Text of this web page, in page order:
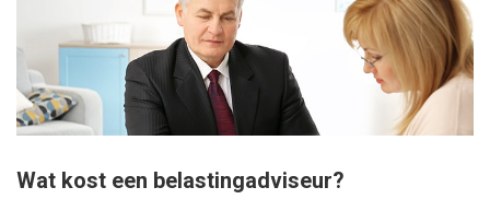
Wat kost een belastingadviseur?